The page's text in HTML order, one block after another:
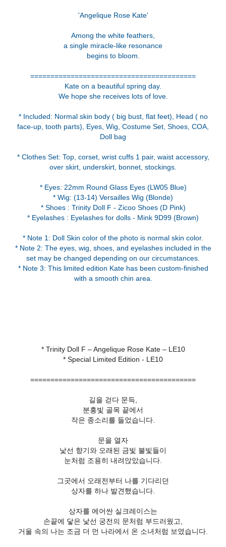
'Angelique Rose Kate'
Among the white feathers,
a single miracle-like resonance
begins to bloom.
=========================================
Kate on a beautiful spring day.
We hope she receives lots of love.
* Included: Normal skin body ( big bust, flat feet), Head ( no
face-up, tooth parts), Eyes, Wig, Costume Set, Shoes, COA,
Doll bag
* Clothes Set: Top, corset, wrist cuffs 1 pair, waist accessory,
over skirt, underskirt, bonnet, stockings.
* Eyes: 22mm Round Glass Eyes (LW05 Blue)
* Wig: (13-14) Versailles Wig (Blonde)
* Shoes : Trinity Doll F - Zicoo Shoes (D Pink)
* Eyelashes : Eyelashes for dolls - Mink 9D99 (Brown)
* Note 1: Doll Skin color of the photo is normal skin color.
* Note 2: The eyes, wig, shoes, and eyelashes included in the
set may be changed depending on our circumstances.
* Note 3: This limited edition Kate has been custom-finished
with a smooth chin area.
* Trinity Doll F – Angelique Rose Kate – LE10
* Special Limited Edition - LE10
=========================================
길을 걷다 문득,
분홍빛 골목 끝에서
작은 종소리를 들었습니다.
문을 열자
낯선 향기와 오래된 금빛 불빛들이
눈처럼 조용히 내려앉았습니다.
그곳에서 오래전부터 나를 기다리던
상자를 하나 발견했습니다.
상자를 에어싼 실크레이스는
손끝에 닿은 낯선 궁전의 문처럼 부드러웠고,
거울 속의 나는 조금 더 먼 나라에서 온 소녀처럼 보였습니다.